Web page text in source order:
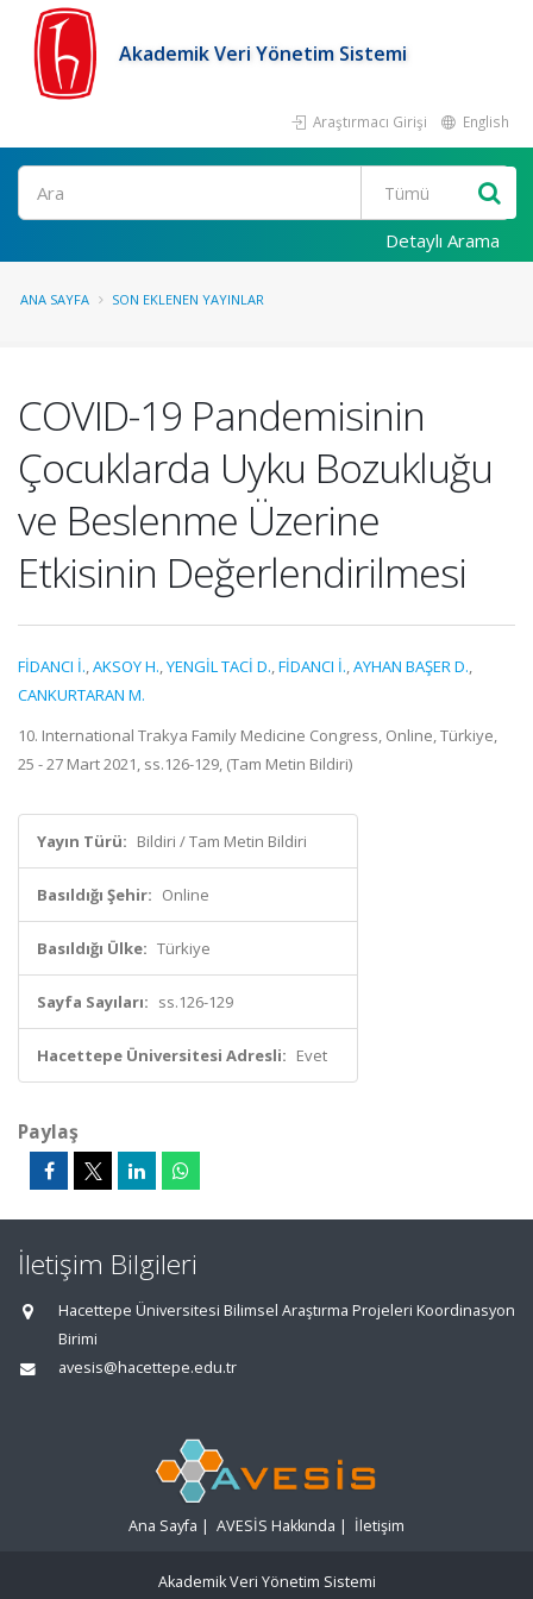
Akademik Veri Yönetim Sistemi
Araştırmacı Girişi English
Ara
Detaylı Arama
ANA SAYFA SON EKLENEN YAYINLAR
COVID-19 Pandemisinin
Çocuklarda Uyku Bozukluğu
ve Beslenme Üzerine
Etkisinin Değerlendirilmesi
FİDANCI İ.,AKSOY H.,YENGİL TACİ D.,FİDANCI İ.,AYHAN BAŞER D.,
CANKURTARAN M.
10. International Trakya Family Medicine Congress, Online, Türkiye,
25 - 27 Mart 2021, ss.126-129, (Tam Metin Bildiri)
Yayın Türü: Bildiri / Tam Metin Bildiri
Basıldığı Şehir: Online
Basıldığı Ülke: Türkiye
Sayfa Sayıları: ss.126-129
Hacettepe Üniversitesi Adresli: Evet
Paylaş
İletişim Bilgileri
Hacettepe Üniversitesi Bilimsel Araştırma Projeleri Koordinasyon
Birimi
avesis@hacettepe.edu.tr
Ana Sayfa | AVESİS Hakkında | İletişim
Akademik Veri Yönetim Sistemi